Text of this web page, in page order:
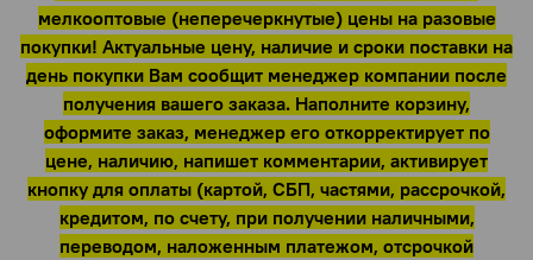
мелкооптовые (неперечеркнутые) цены на разовые
покупки! Актуальные цену, наличие и сроки поставки на
день покупки Вам сообщит менеджер компании после
получения вашего заказа. Наполните корзину,
оформите заказ, менеджер его откорректирует по
цене, наличию, напишет комментарии, активирует
кнопку для оплаты (картой, СБП, частями, рассрочкой,
кредитом, по счету, при получении наличными,
переводом, наложенным платежом, отсрочкой